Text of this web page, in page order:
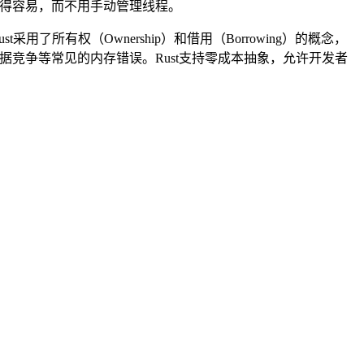
容易，而不用手动管理线程。
用了所有权（Ownership）和借用（Borrowing）的概念，
竞争等常见的内存错误。Rust支持零成本抽象，允许开发者